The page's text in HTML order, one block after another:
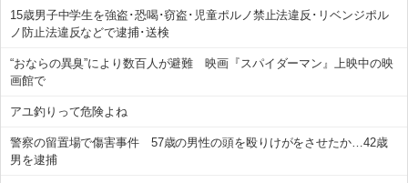
15歳男子中学生を強盗･恐喝･窃盗･児童ポルノ禁止法違反･リベンジポル
ノ防止法違反などで逮捕･送検
“おならの異臭”により数百人が避難 映画『スパイダーマン』上映中の映
画館で
アユ釣りって危険よね
警察の留置場で傷害事件 57歳の男性の頭を殴りけがをさせたか…42歳
男を逮捕